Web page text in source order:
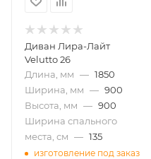
Диван Лира-Лайт
Velutto 26
Длина, мм — 1850
Ширина, мм — 900
Высота, мм — 900
Ширина спального
места, см — 135
изготовление под заказ